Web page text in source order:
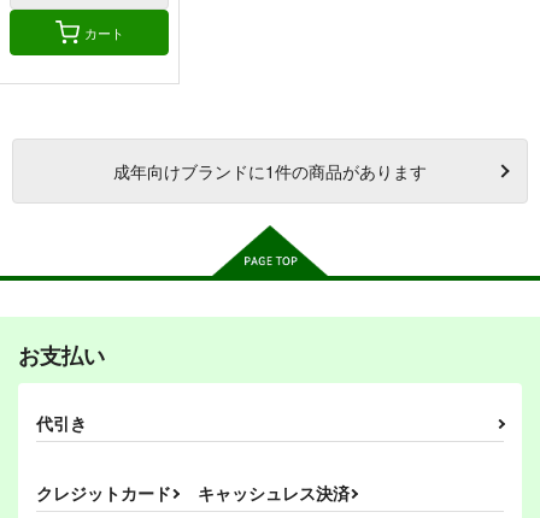
カート
成年向けブランドに1件の商品があります
お支払い
代引き
クレジットカード キャッシュレス決済